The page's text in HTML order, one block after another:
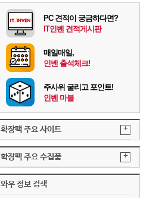
PC 견적이 궁금하다면?
IT인벤 견적게시판
매일매일,
인벤 출석체크!
주사위 굴리고 포인트!
인벤 마블
확장팩 주요 사이트 +
확장팩 주요 수집품 +
와우 정보 검색